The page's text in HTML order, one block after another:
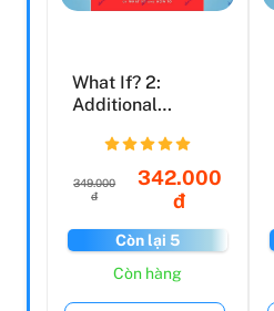
What If? 2:
Additional
Answers ...
349.000
đ
342.000
đ
Còn lại 5
Còn hàng